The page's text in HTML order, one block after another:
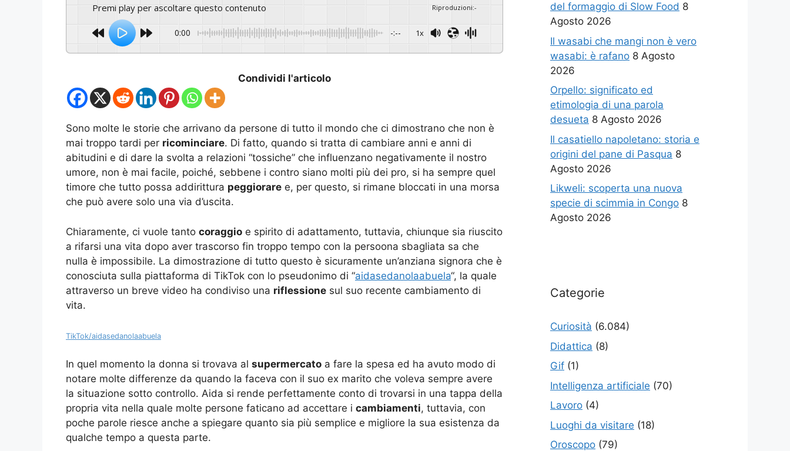
Premi play per ascoltare questo contenuto Riproduzioni:-
0:00 -:-- 1x
Condividi l'articolo
Sono molte le storie che arrivano da persone di tutto il mondo che ci dimostrano che non è
mai troppo tardi per ricominciare. Di fatto, quando si tratta di cambiare anni e anni di
abitudini e di dare la svolta a relazioni “tossiche” che influenzano negativamente il nostro
umore, non è mai facile, poiché, sebbene i contro siano molti più dei pro, si ha sempre quel
timore che tutto possa addirittura peggiorare e, per questo, si rimane bloccati in una morsa
che può avere solo una via d’uscita.
Chiaramente, ci vuole tanto coraggio e spirito di adattamento, tuttavia, chiunque sia riuscito
a rifarsi una vita dopo aver trascorso fin troppo tempo con la persoona sbagliata sa che
nulla è impossibile. La dimostrazione di tutto questo è sicuramente un’anziana signora che è
conosciuta sulla piattaforma di TikTok con lo pseudonimo di “aidasedanolaabuela“, la quale
attraverso un breve video ha condiviso una riflessione sul suo recente cambiamento di
vita.
TikTok/aidasedanolaabuela
In quel momento la donna si trovava al supermercato a fare la spesa ed ha avuto modo di
notare molte differenze da quando la faceva con il suo ex marito che voleva sempre avere
la situazione sotto controllo. Aida si rende perfettamente conto di trovarsi in una tappa della
propria vita nella quale molte persone faticano ad accettare i cambiamenti, tuttavia, con
poche parole riesce anche a spiegare quanto sia più semplice e migliore la sua esistenza da
qualche tempo a questa parte.
del formaggio di Slow Food 8
Agosto 2026
Il wasabi che mangi non è vero
wasabi: è rafano 8 Agosto
2026
Orpello: significato ed
etimologia di una parola
desueta 8 Agosto 2026
Il casatiello napoletano: storia e
origini del pane di Pasqua 8
Agosto 2026
Likweli: scoperta una nuova
specie di scimmia in Congo 8
Agosto 2026
Categorie
Curiosità (6.084)
Didattica (8)
Gif (1)
Intelligenza artificiale (70)
Lavoro (4)
Luoghi da visitare (18)
Oroscopo (79)